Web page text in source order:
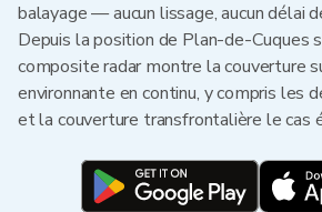
balayage — aucun lissage, aucun délai
Depuis la position de Plan-de-Cuques
composite radar montre la couverture
environnante en continu, y compris les
et la couverture transfrontalière le cas